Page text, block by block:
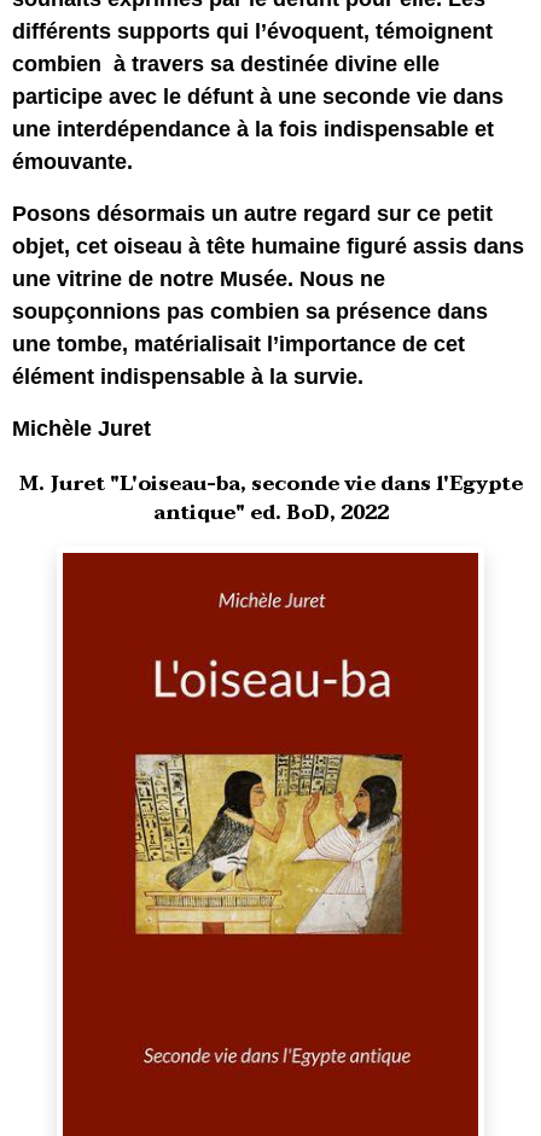
différents supports qui l’évoquent, témoignent
combien à travers sa destinée divine elle
participe avec le défunt à une seconde vie dans
une interdépendance à la fois indispensable et
émouvante.
Posons désormais un autre regard sur ce petit
objet, cet oiseau à tête humaine figuré assis dans
une vitrine de notre Musée. Nous ne
soupçonnions pas combien sa présence dans
une tombe, matérialisait l’importance de cet
élément indispensable à la survie.
Michèle Juret
M. Juret "L'oiseau-ba, seconde vie dans l'Egypte
antique" ed. BoD, 2022